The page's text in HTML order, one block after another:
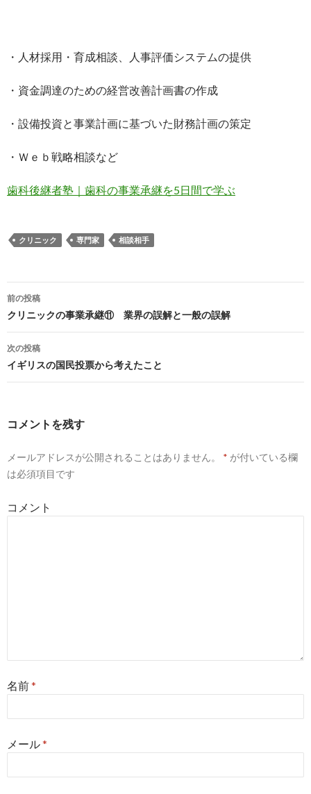
・人材採用・育成相談、人事評価システムの提供
・資金調達のための経営改善計画書の作成
・設備投資と事業計画に基づいた財務計画の策定
・Ｗｅｂ戦略相談など
歯科後継者塾｜歯科の事業承継を5日間で学ぶ
クリニック 専門家 相談相手
投
稿
ナ
ゲ
シ
ン
前の投稿
クリニックの事業承継⑪ 業界の誤解と一般の誤解
次の投稿
イギリスの国民投票から考えたこと
コメントを残す
メールアドレスが公開されることはありません。 * が付いている欄
は必須項目です
コメント
名前*
メール*